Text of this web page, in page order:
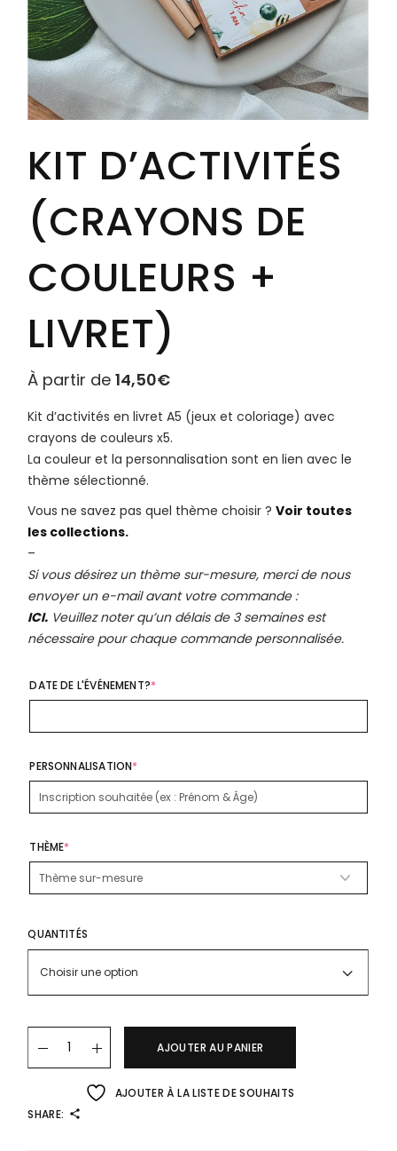
KIT D’ACTIVITÉS
(CRAYONS DE
COULEURS +
LIVRET)
À partir de14,50€
Kit d’activités en livret A5 (jeux et coloriage) avec
crayons de couleurs x5.
La couleur et la personnalisation sont en lien avec le
thème sélectionné.
Vous ne savez pas quel thème choisir ?Voir toutes
les collections.
–
Si vous désirez un thème sur-mesure, merci de nous
envoyer un e-mail avant votre commande :
ICI. Veuillez noter qu’un délais de 3 semaines est
nécessaire pour chaque commande personnalisée.
DATE DE L'ÉVÉNEMENT?*
PERSONNALISATION*
THÈME*
QUANTITÉS
Choisir une option
AJOUTER AU PANIER
AJOUTER À LA LISTE DE SOUHAITS
SHARE: